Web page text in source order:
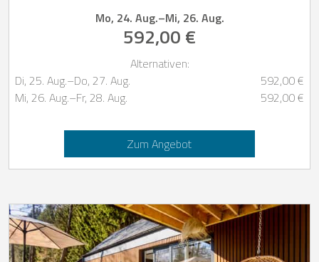
Mo, 24. Aug.–Mi, 26. Aug.
592,00 €
Alternativen:
Di, 25. Aug.–Do, 27. Aug.
592,00 €
Mi, 26. Aug.–Fr, 28. Aug. 592,00 €
Zum Angebot